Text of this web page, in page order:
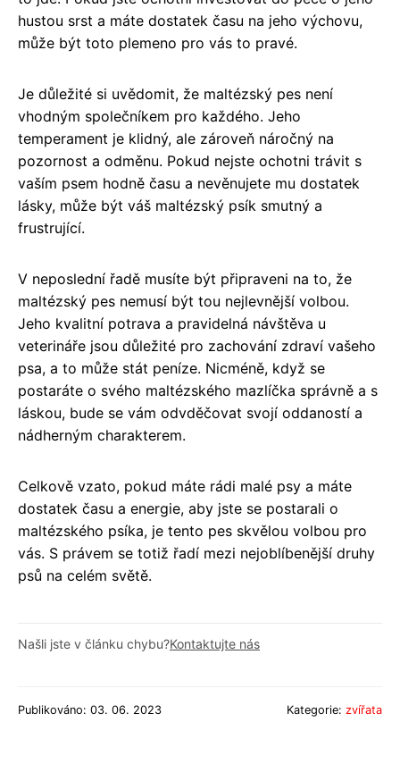
hustou srst a máte dostatek času na jeho výchovu,
může být toto plemeno pro vás to pravé.
Je důležité si uvědomit, že maltézský pes není
vhodným společníkem pro každého. Jeho
temperament je klidný, ale zároveň náročný na
pozornost a odměnu. Pokud nejste ochotni trávit s
vaším psem hodně času a nevěnujete mu dostatek
lásky, může být váš maltézský psík smutný a
frustrující.
V neposlední řadě musíte být připraveni na to, že
maltézský pes nemusí být tou nejlevnější volbou.
Jeho kvalitní potrava a pravidelná návštěva u
veterináře jsou důležité pro zachování zdraví vašeho
psa, a to může stát peníze. Nicméně, když se
postaráte o svého maltézského mazlíčka správně a s
láskou, bude se vám odvděčovat svojí oddaností a
nádherným charakterem.
Celkově vzato, pokud máte rádi malé psy a máte
dostatek času a energie, aby jste se postarali o
maltézského psíka, je tento pes skvělou volbou pro
vás. S právem se totiž řadí mezi nejoblíbenější druhy
psů na celém světě.
Našli jste v článku chybu?Kontaktujte nás
Publikováno: 03. 06. 2023 Kategorie: zvířata